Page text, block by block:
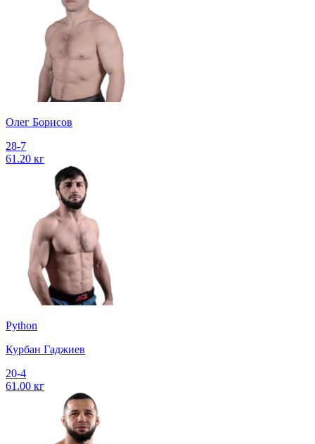
Олег Борисов
28-7
61.20 кг
Python
Курбан Гаджиев
20-4
61.00 кг